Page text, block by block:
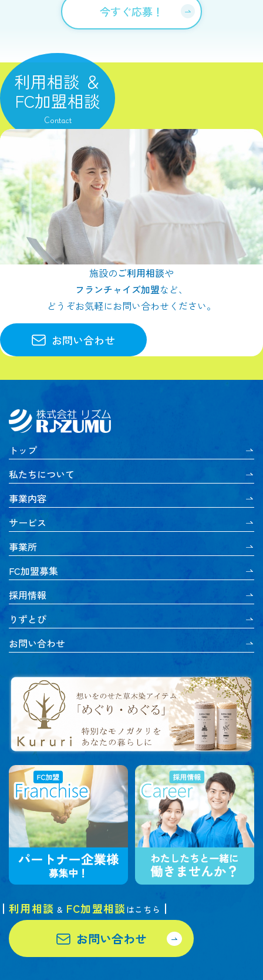
今すぐ応募！
利用相談 ＆
FC加盟相談
Contact
施設のご利用相談や
フランチャイズ加盟など、
どうぞお気軽にお問い合わせください。
お問い合わせ
トップ
私たちについて
事業内容
サービス
事業所
FC加盟募集
採用情報
りずとぴ
お問い合わせ
利用相談 & FC加盟相談はこちら
お問い合わせ